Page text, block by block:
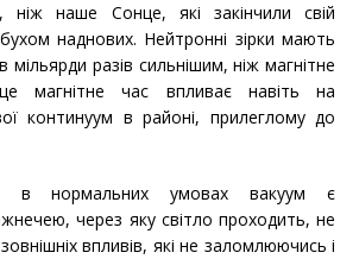
ніж наше Сонце, які закінчили свій
наднових. Нейтронні зірки мають
разів сильнішим, ніж магнітне
магнітне час впливає навіть на
континуум в районі, прилеглому до
в нормальних умовах вакуум є
через яку світло проходить, не
впливів, які не заломлюючись і